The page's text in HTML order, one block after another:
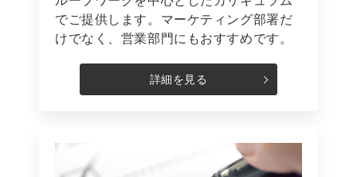
でご提供します。マーケティング部署だ
けでなく、営業部門にもおすすめです。
詳細を見る